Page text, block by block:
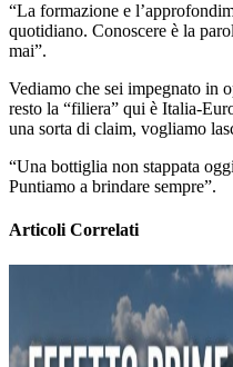
“La formazione e
quotidiano. Conoscere è la
mai”.
Vediamo che sei impegnato in
resto la “filiera” qui è Italia-
una sorta di claim, vogliamo
“Una bottiglia non stappata
Puntiamo a brindare sempre”.
Articoli Correlati